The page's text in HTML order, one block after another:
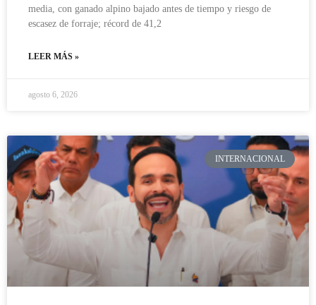
media, con ganado alpino bajado antes de tiempo y riesgo de
escasez de forraje; récord de 41,2
LEER MÁS »
agosto 6, 2026
INTERNACIONAL